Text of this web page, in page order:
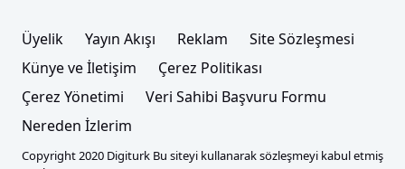
Üyelik Yayın Akışı Reklam
Site Sözleşmesi
Künye ve İletişim
Çerez Politikası
Çerez Yönetimi
Veri Sahibi Başvuru Formu
Nereden İzlerim
Copyright 2020 Digiturk Bu siteyi kullanarak sözleşmeyi kabul etmiş